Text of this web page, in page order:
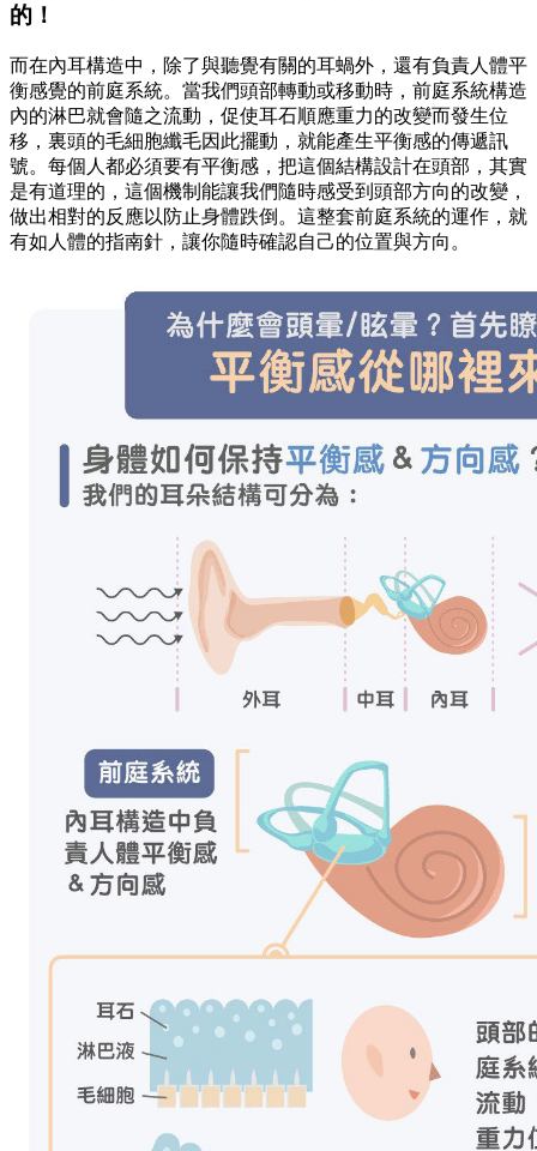
的！
而在內耳構造中，除了與聽覺有關的耳蝸外，還有負責人體平
衡感覺的前庭系統。當我們頭部轉動或移動時，前庭系統構造
內的淋巴就會隨之流動，促使耳石順應重力的改變而發生位
移，裏頭的毛細胞纖毛因此擺動，就能產生平衡感的傳遞訊
號。每個人都必須要有平衡感，把這個結構設計在頭部，其實
是有道理的，這個機制能讓我們隨時感受到頭部方向的改變，
做出相對的反應以防止身體跌倒。這整套前庭系統的運作，就
有如人體的指南針，讓你隨時確認自己的位置與方向。